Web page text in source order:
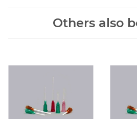
Others also